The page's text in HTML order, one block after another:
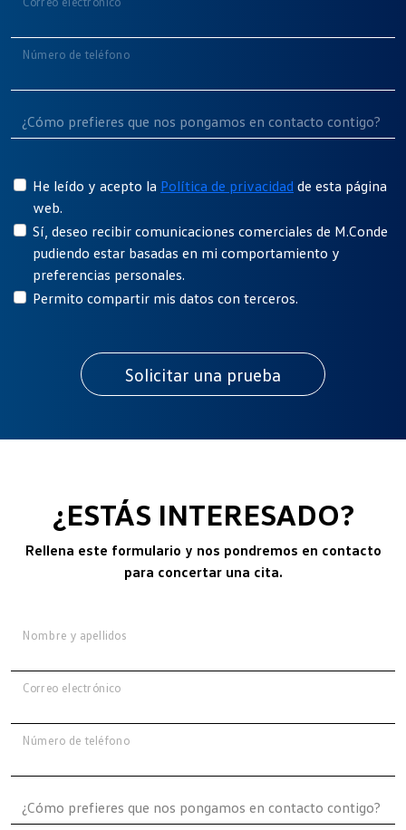
Número de teléfono
He leído y acepto la Política de privacidad de esta página
web.
Sí, deseo recibir comunicaciones comerciales de M.Conde
pudiendo estar basadas en mi comportamiento y
preferencias personales.
Permito compartir mis datos con terceros.
¿ESTÁS INTERESADO?
Rellena este formulario y nos pondremos en contacto
para concertar una cita.
Nombre y apellidos
Correo electrónico
Número de teléfono